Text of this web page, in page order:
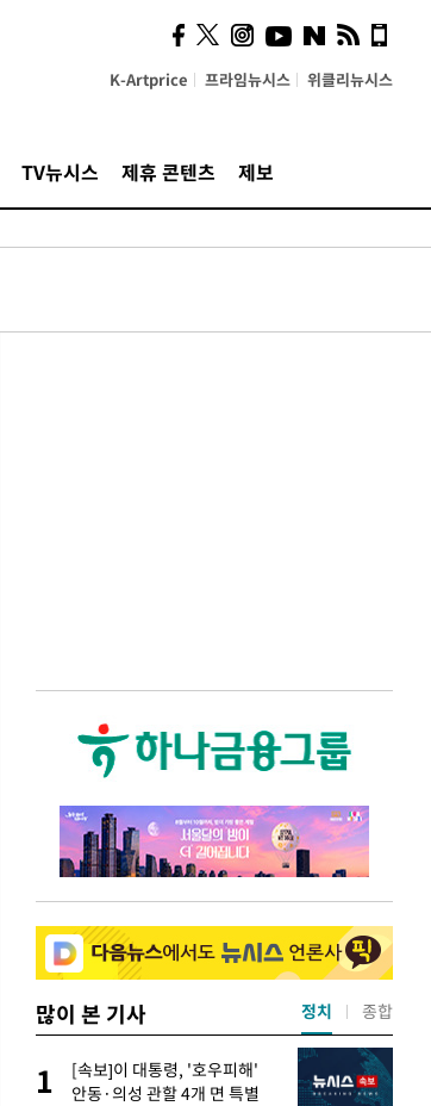
K-Artprice 프라임뉴시스 위클리뉴시스
TV뉴시스 제휴 콘텐츠 제보
많이 본 기사
1
[속보]이 대통령, '호우피해'
안동·의성 관할 4개 면 특별
정치 종합